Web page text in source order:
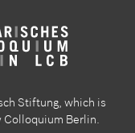
Stiftung, which is
Colloquium Berlin.